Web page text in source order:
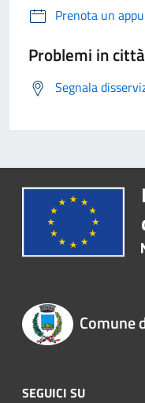
Prenota un
Problemi in città
Segnala
Comune
SEGUICI SU